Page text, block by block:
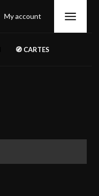
My account
🧭 CARTES